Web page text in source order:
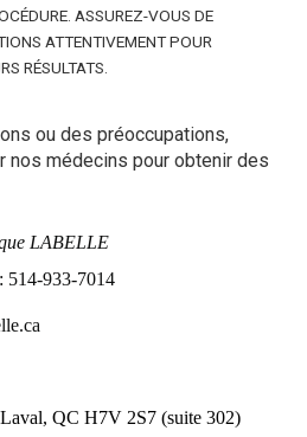
ASSUREZ-VOUS DE
ATTENTIVEMENT POUR
RÉSULTATS.
ou des préoccupations,
nos médecins pour obtenir des
LABELLE
514-933-7014
QC H7V 2S7 (suite 302)